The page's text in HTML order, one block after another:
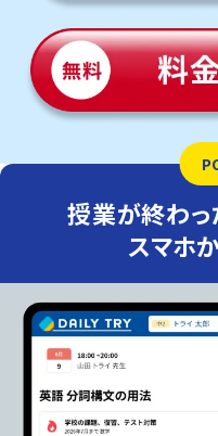
授業が終わっ
スマホ